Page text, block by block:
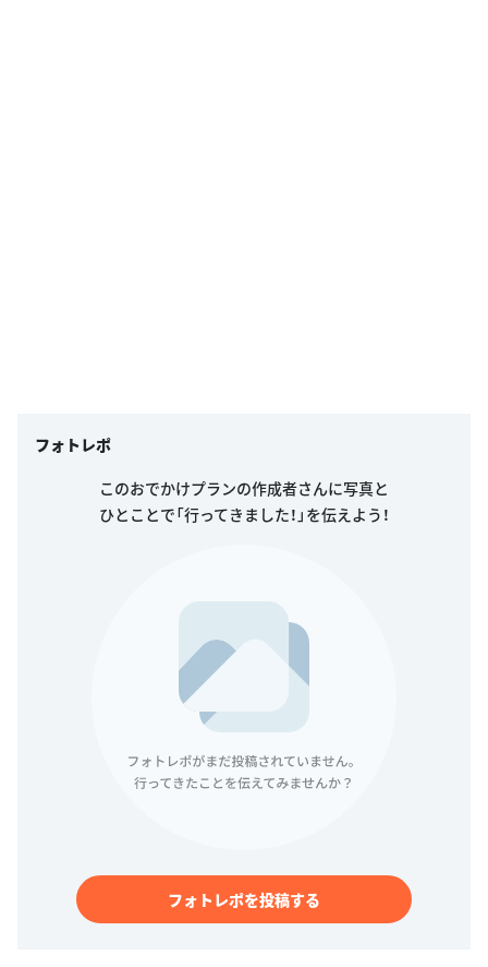
フォトレポ
このおでかけプランの作成者さんに写真と
ひとことで「行ってきました！」を伝えよう！
フォトレポを投稿する